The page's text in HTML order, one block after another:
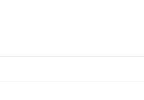
siera pulveris (PIENS), 20%, sāls,